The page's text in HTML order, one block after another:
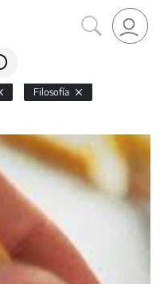
Filosofía